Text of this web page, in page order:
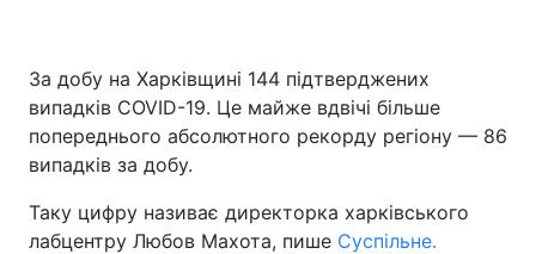
За добу на Харківщині 144 підтверджених
випадків COVID-19. Це майже вдвічі більше
попереднього абсолютного рекорду регіону — 86
випадків за добу.
Таку цифру називає директорка харківського
лабцентру Любов Махота, пише Суспільне.